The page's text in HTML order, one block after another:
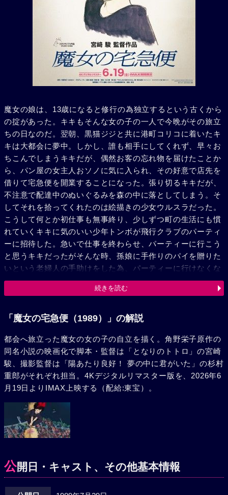
魔女の娘は、13歳になると修行の為独立するという古くから
の掟があった。キキもそんな女の子の一人で今晩がその旅立
ちの日なのだ。翌朝、黒猫ジジと共に港町コリコに着いたキ
キは大都会に夢中。しかし、誰も相手にしてくれず、早々お
ちこんでしまうキキだが、偶然お客の忘れ物を届けたことか
ら、パン屋の女主人おソノに気に入られ、その好意で店先を
借りて宅急便を開業することになった。張り切るキキだが、
不注意で配達中のぬいぐるみを森の中に落としてしまう。そ
してそれを拾ってくれたのは絵描きの少女ウルスラだった。
こうして何とか初仕事も無事終り、少しずつ町の生活にも慣
れていくキキに気のいい少年トンボが飛行クラブのパーティ
ーに招待した。急いで仕事を終わらせ、パーティーに行こう
と思うキキだったがそんな時、孫娘に手作りのパイを贈りた
いという老婦人の手助けをした為、パーティーに行けなくな
ってしまい、その上パイの届け先の娘から冷たい態度を受け
る。そんな中で雨にぬれて風邪をひいてしまったキキを見か
なった。人力飛行機で空を飛ぼうと夢みるトンボの姿にキキ
キは、前より増しておちこんでしまう。さらに自分の魔法が
弱まっているのに気付く。そんな時ウルスラが訪ねて来た。
キキのおちこみようを見た彼女は、キキを自分の家へ誘っ
た。そこでウルスラと語り合い落ち着きを取り戻したキキ
は、翌朝あの老夫人から連絡があったことを聞きつけ屋敷を
訪ねた。老婦人はこの間のお礼にケーキを焼いてくれたのだ
った。その時、テレビのニュースで飛行船のロープにトンボ
がぶら下がったまま飛び立ってしまったことを知ったキキは
屋敷を飛び出し、掃除夫から借りたデッキブラシに乗って現
人々の歓声の中に降りていったのであった。
続きを読む
「魔女の宅急便（1989）」の解説
都会へ旅立った魔女の女の子の自立を描く。角野栄子原作の
同名小説の映画化で脚本・監督は「となりのトトロ」の宮崎
駿、撮影監督は「陽あたり良好！ 夢の中に君がいた」の杉村
重郎がそれぞれ担当。4Kデジタルリマスター版を、2026年6
月19日よりIMAX上映する（配給:東宝）。
公開日・キャスト、その他基本情報